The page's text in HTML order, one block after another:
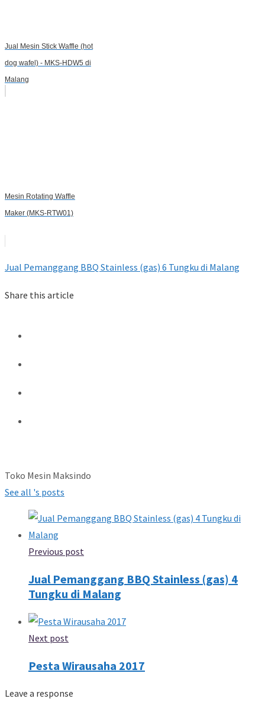
Jual Mesin Stick Waffle (hot
dog wafel) - MKS-HDW5 di
Malang
Mesin Rotating Waffle
Maker (MKS-RTW01)
Jual Pemanggang BBQ Stainless (gas) 6 Tungku di Malang
Share this article
Toko Mesin Maksindo
See all 's posts
Previous post
Jual Pemanggang BBQ Stainless (gas) 4
Tungku di Malang
Next post
Pesta Wirausaha 2017
Leave a response